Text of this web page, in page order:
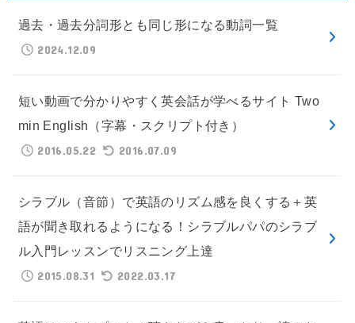
過去・過去分詞形とも同じ形になる動詞一覧
2024.12.09
短い動画で分かりやすく英会話が学べるサイト Two
min English（字幕・スクリプト付き）
2016.05.22
2016.07.09
シラブル（音節）で英語のリズム感を良くする＋英
語が聞き取れるようになる！シラブルパパのシラブ
ル入門レッスンでリスニング上達
2015.08.31
2022.03.17